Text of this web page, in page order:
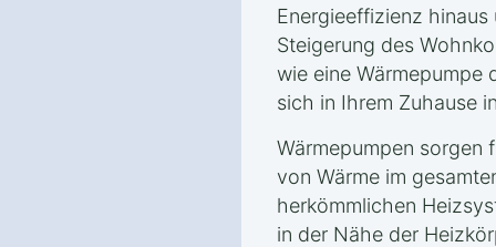
Energieeffizienz
Steigerung des
wie eine Wärmepumpe
sich in Ihrem Zuhause
Wärmepumpen sorgen
von Wärme im
herkömmlichen
in der Nähe der